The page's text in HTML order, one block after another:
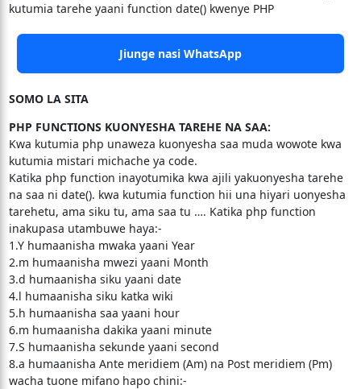
kutumia tarehe yaani function date() kwenye PHP
Jiunge nasi WhatsApp
SOMO LA SITA
PHP FUNCTIONS KUONYESHA TAREHE NA SAA:
Kwa kutumia php unaweza kuonyesha saa muda wowote kwa
kutumia mistari michache ya code.
Katika php function inayotumika kwa ajili yakuonyesha tarehe
na saa ni date(). kwa kutumia function hii una hiyari uonyesha
tarehetu, ama siku tu, ama saa tu …. Katika php function
inakupasa utambuwe haya:-
1.Y humaanisha mwaka yaani Year
2.m humaanisha mwezi yaani Month
3.d humaanisha siku yaani date
4.l humaanisha siku katka wiki
5.h humaanisha saa yaani hour
6.m humaanisha dakika yaani minute
7.S humaanisha sekunde yaani second
8.a humaanisha Ante meridiem (Am) na Post meridiem (Pm)
wacha tuone mifano hapo chini:-